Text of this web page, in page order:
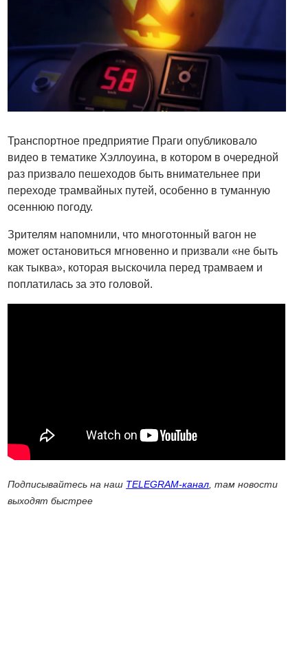
Транспортное предприятие Праги опубликовало
видео в тематике Хэллоуина, в котором в очередной
раз призвало пешеходов быть внимательнее при
переходе трамвайных путей, особенно в туманную
осеннюю погоду.
Зрителям напомнили, что многотонный вагон не
может остановиться мгновенно и призвали «не быть
как тыква», которая выскочила перед трамваем и
поплатилась за это головой.
Подписывайтесь на наш TELEGRAM-канал , там новости
выходят быстрее